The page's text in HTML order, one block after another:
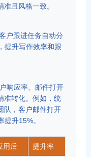
且风格一致。
户跟进任务自动分
提升写作效率和跟
响应率、邮件打开
准转化。例如，统
队，客户邮件打开
升15%。
用后 提升率